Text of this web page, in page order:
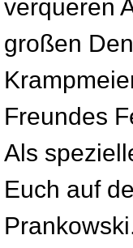
verqueren
großen
Freundes
Als
Euch auf